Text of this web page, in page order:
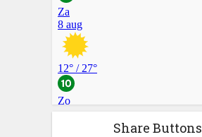
Share Buttons